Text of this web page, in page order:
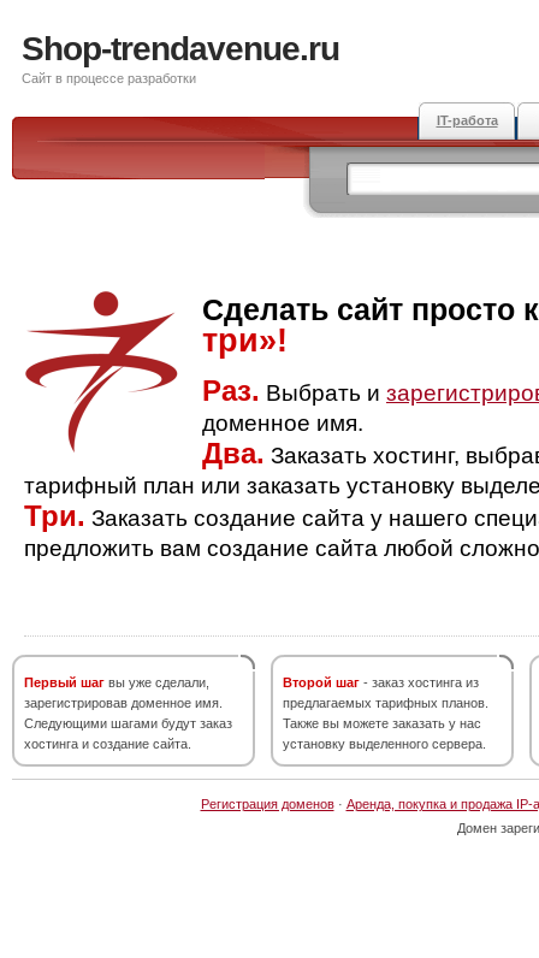
Shop-trendavenue.ru
Сайт в процессе разработки
IT-работа
Сделать сайт просто
три»!
Раз. Выбрать и
доменное имя.
Два. Заказать хостинг,
тарифный план или заказать установку
Три. Заказать создание сайта у нашего
предложить вам создание сайта любой
Первый шаг вы уже сделали,
зарегистрировав доменное имя.
Следующими шагами будут заказ
хостинга и создание сайта.
Второй шаг - заказ хостинга из
предлагаемых тарифных планов.
Также вы можете заказать у нас
установку выделенного сервера.
Регистрация доменов· Аренда, покупка и продажа IP-
Домен